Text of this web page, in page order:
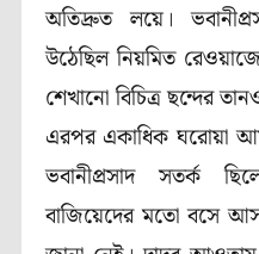
অতিদ্রুত লয়ে।
উঠেছিল নিয়মিত
শেখানো বিচিত্র ছন্দের
এরপর একাধিক ঘরোয়া
ভবানীপ্রসাদ সতর্ক
বাজিয়েদের মতো বসে